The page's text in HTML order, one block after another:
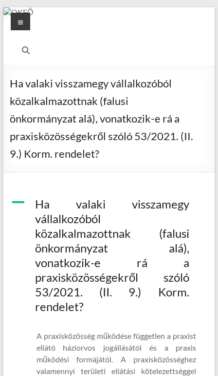
Skip
content
OKFŐ
Menu
Ha valaki visszamegy vállalkozóból
közalkalmazottnak (falusi
önkormányzat alá), vonatkozik-e rá a
praxisközösségekről szóló 53/2021. (II.
9.) Korm. rendelet?
A
Ha valaki visszamegy
vállalkozóból
közalkalmazottnak (falusi
önkormányzat alá),
vonatkozik-e rá a
praxisközösségekről szóló
53/2021. (II. 9.) Korm.
rendelet?
A praxisközösség működése független a praxist
ellátó háziorvos jogállásától és a praxis
működési formájától. A praxisközösséghez
valamennyi területi ellátási kötelezettséggel